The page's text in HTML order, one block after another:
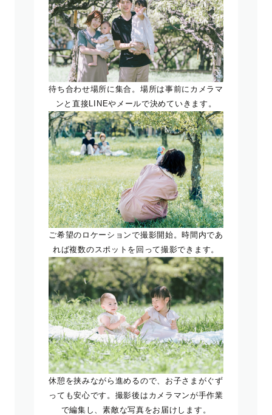
待ち合わせ場所に集合。場所は事前にカメラマ
ンと直接LINEやメールで決めていきます。
ご希望のロケーションで撮影開始。時間内であ
れば複数のスポットを回って撮影できます。
休憩を挟みながら進めるので、お子さまがぐず
っても安心です。撮影後はカメラマンが手作業
で編集し、素敵な写真をお届けします。